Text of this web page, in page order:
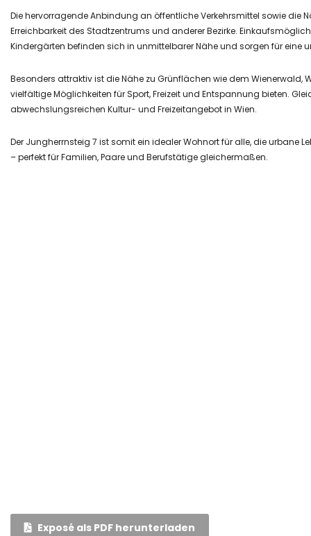
Die hervorragende Anbindung an öffentliche Verkehrsmittel sowie
Erreichbarkeit des Stadtzentrums und anderer Bezirke.
Kindergärten befinden sich in unmittelbarer Nähe und sorgen für eine
Besonders attraktiv ist die Nähe zu Grünflächen wie dem
vielfältige Möglichkeiten für Sport, Freizeit und Entspannung bieten.
abwechslungsreichen Kultur- und Freizeitangebot in Wien.
Der Jungherrnsteig 7 ist somit ein idealer Wohnort für alle, die
– perfekt für Familien, Paare und Berufstätige gleichermaßen.
Exposé als PDF herunterladen